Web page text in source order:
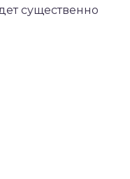
существенно